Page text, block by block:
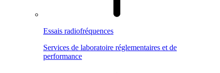
Essais radiofréquences
Services de laboratoire réglementaires et de
performance